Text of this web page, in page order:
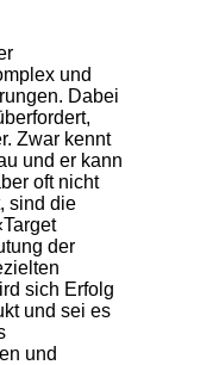
und
Dabei
Zwar kennt
und er kann
oft nicht
sind die
der
sich Erfolg
und sei es
und